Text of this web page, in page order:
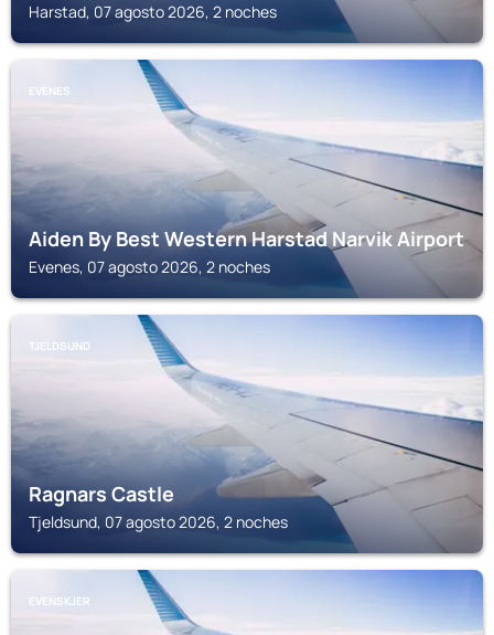
Harstad, 07 agosto 2026, 2 noches
EVENES
Aiden By Best Western Harstad Narvik Airport
Evenes, 07 agosto 2026, 2 noches
TJELDSUND
Ragnars Castle
Tjeldsund, 07 agosto 2026, 2 noches
EVENSKJER